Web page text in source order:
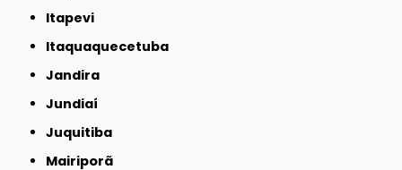
Itapevi
Itaquaquecetuba
Jandira
Jundiaí
Juquitiba
Mairiporã